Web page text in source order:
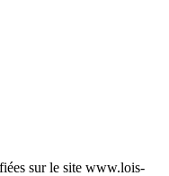
sur le site www.lois-